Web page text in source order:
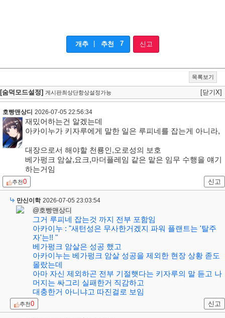
개추 추천 7 신고
목록보기
[숨덕모드설정] 게시판최상단항상설정가능 [닫기X]
호빵맨상디 2026-07-05 22:56:34
재밌어하는건 알겠는데
아카이누가 키자루에게 말한 일은 루피네를 잡는게 아니라,
대장으로서 해야할 천룡인,오로성의 보호
베가펑크 암살,요크,마더플레임 같은 맡은 임무 수행을 얘기
하는거임
추천0 신고
만신이학 2026-07-05 23:03:54
@호빵맨상디
그거 루피네 잡는것 까지 전부 포함임
아카이누 : "새턴성은 무사한거겠지 파워 플랜트는 '탈주
자'는!! "
베가펑크 암살은 성공 했고
아카이누는 베가펑크 암살 성공을 제외한 현장 상황 졷도
몰랐는데
아마 자신 제외하곤 전부 기절햇다는 키자루의 말 듣고 나
머지는 싸그리 실패한거 직감하고
대충한거 아니냐고 따진걸로 보임
추천0 신고